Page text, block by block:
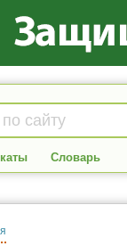
Словарь